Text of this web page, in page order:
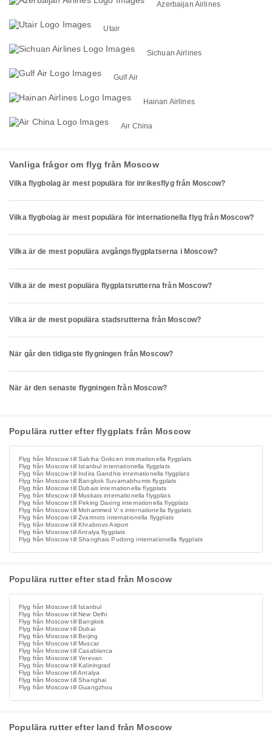
Azerbaijan Airlines
Utair
Sichuan Airlines
Gulf Air
Hainan Airlines
Air China
Vanliga frågor om flyg från Moscow
Vilka flygbolag är mest populära för inrikesflyg från Moscow?
Vilka flygbolag är mest populära för internationella flyg från Moscow?
Vilka är de mest populära avgångsflygplatserna i Moscow?
Vilka är de mest populära flygplatsrutterna från Moscow?
Vilka är de mest populära stadsrutterna från Moscow?
När går den tidigaste flygningen från Moscow?
När är den senaste flygningen från Moscow?
Populära rutter efter flygplats från Moscow
Flyg från Moscow till Sabiha Gokcen internationella flygplats
Flyg från Moscow till Istanbul internationella flygplats
Flyg från Moscow till Indira Gandhis internationella flygplats
Flyg från Moscow till Bangkok Suvarnabhumis flygplats
Flyg från Moscow till Dubais internationella flygplats
Flyg från Moscow till Muskats internationella flygplats
Flyg från Moscow till Peking Daxing internationella flygplats
Flyg från Moscow till Mohammed V:s internationella flygplats
Flyg från Moscow till Zvartnots internationella flygplats
Flyg från Moscow till Khrabrovo Airport
Flyg från Moscow till Antalya flygplats
Flyg från Moscow till Shanghais Pudong internationella flygplats
Populära rutter efter stad från Moscow
Flyg från Moscow till Istanbul
Flyg från Moscow till New Delhi
Flyg från Moscow till Bangkok
Flyg från Moscow till Dubai
Flyg från Moscow till Beijing
Flyg från Moscow till Muscat
Flyg från Moscow till Casablanca
Flyg från Moscow till Yerevan
Flyg från Moscow till Kaliningrad
Flyg från Moscow till Antalya
Flyg från Moscow till Shanghai
Flyg från Moscow till Guangzhou
Populära rutter efter land från Moscow